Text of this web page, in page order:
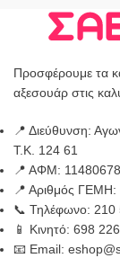
Προσφέρουμε τα
αξεσουάρ στις
📍 Διεύθυνση:
Τ.Κ. 124 61
📍 ΑΦΜ:
📍 Αριθμός
📞 Τηλέφωνο: 210
📱 Κινητό: 698
📧 Email: